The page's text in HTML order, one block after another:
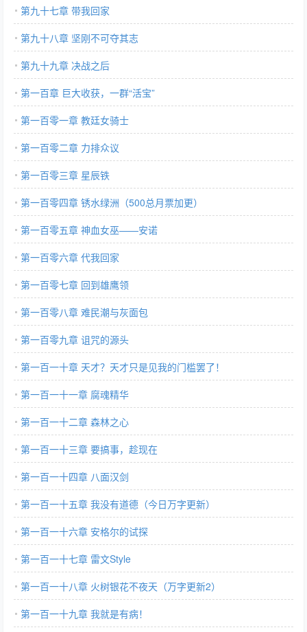
第九十七章 带我回家
第九十八章 坚刚不可夺其志
第九十九章 决战之后
第一百章 巨大收获，一群“活宝”
第一百零一章 教廷女骑士
第一百零二章 力排众议
第一百零三章 星辰铁
第一百零四章 锈水绿洲（500总月票加更）
第一百零五章 神血女巫——安诺
第一百零六章 代我回家
第一百零七章 回到雄鹰领
第一百零八章 难民潮与灰面包
第一百零九章 诅咒的源头
第一百一十章 天才？天才只是见我的门槛罢了！
第一百一十一章 腐魂精华
第一百一十二章 森林之心
第一百一十三章 要搞事，趁现在
第一百一十四章 八面汉剑
第一百一十五章 我没有道德（今日万字更新）
第一百一十六章 安格尔的试探
第一百一十七章 雷文Style
第一百一十八章 火树银花不夜天（万字更新2）
第一百一十九章 我就是有病！